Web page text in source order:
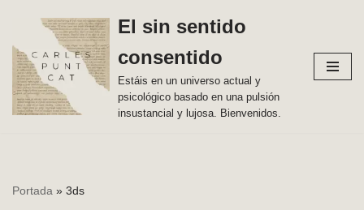
Vés
al
contingut
El sin sentido
consentido
Estáis en un universo actual y
psicológico basado en una pulsión
insustancial y lujosa. Bienvenidos.
Portada » 3ds